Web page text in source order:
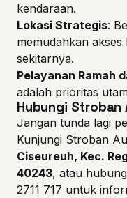
kendaraan.
Lokasi Strategis:
memudahkan
sekitarnya.
Pelayanan Ramah
adalah prioritas
Hubungi Stroban
Jangan tunda lagi
Kunjungi Stroban
Ciseureuh, Kec.
40243, atau
2711 717 untuk